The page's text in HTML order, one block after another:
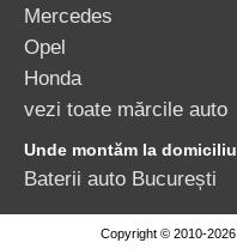
Mercedes
Opel
Honda
vezi toate mărcile auto
Unde montăm la
Baterii auto București
Copyright © 2010-2026